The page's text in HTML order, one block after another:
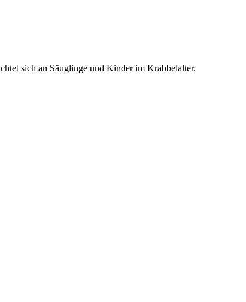
sich an Säuglinge und Kinder im Krabbelalter.